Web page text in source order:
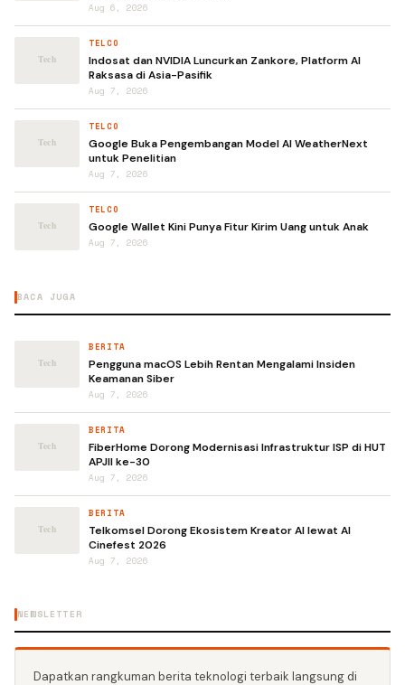
Aug 6, 2026
TELCO
Indosat dan NVIDIA Luncurkan Zankore, Platform AI
Raksasa di Asia-Pasifik
Aug 7, 2026
TELCO
Google Buka Pengembangan Model AI WeatherNext
untuk Penelitian
Aug 7, 2026
TELCO
Google Wallet Kini Punya Fitur Kirim Uang untuk Anak
Aug 7, 2026
BACA JUGA
BERITA
Pengguna macOS Lebih Rentan Mengalami Insiden
Keamanan Siber
Aug 7, 2026
BERITA
FiberHome Dorong Modernisasi Infrastruktur ISP di HUT
APJII ke-30
Aug 7, 2026
BERITA
Telkomsel Dorong Ekosistem Kreator AI lewat AI
Cinefest 2026
Aug 7, 2026
NEWSLETTER
Dapatkan rangkuman berita teknologi terbaik langsung di